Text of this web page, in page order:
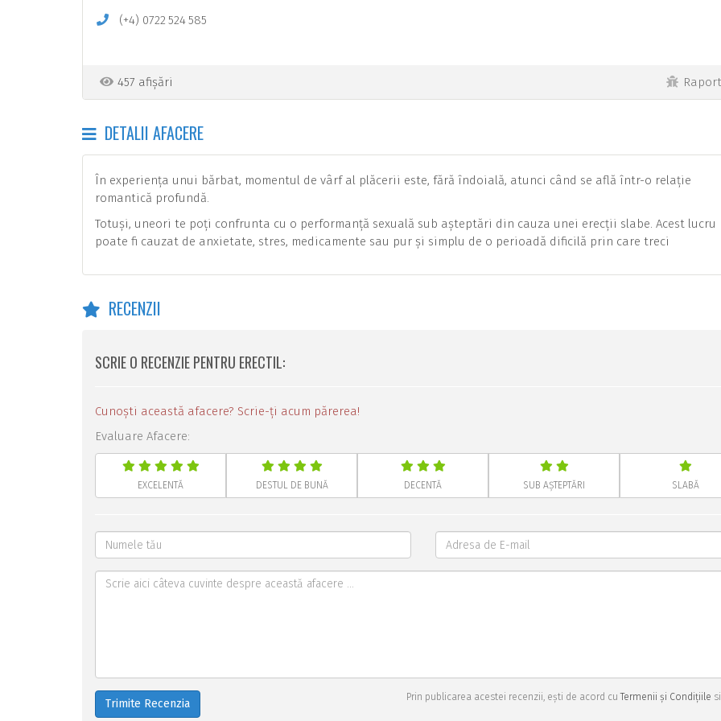
(+4) 0722 524585
457 afișări
DETALII AFACERE
În experiența unui bărbat, momentul de vârf al plăcerii este, fără îndoială, atunci când se află într-o relație
romantică profundă.
Totuși, uneori te poți confrunta cu o performanță sexuală sub așteptări din cauza unei erecții slabe. Acest lucru
poate fi cauzat de anxietate, stres, medicamente sau pur și simplu de o perioadă dificilă prin care treci
RECENZII
SCRIE O RECENZIE PENTRU ERECTIL:
Cunoști această afacere? Scrie-ți acum părerea!
Evaluare Afacere:
EXCELENTĂ DESTUL DE BUNĂ DECENTĂ SUB AȘTEPTĂRI SLABĂ
Trimite Recenzia Prin publicarea acestei recenzii, ești de acord cuTermenii și Condițiile